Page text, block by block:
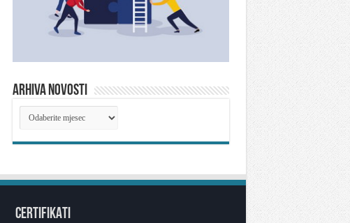
ARHIVA NOVOSTI
ARHIVA
NOVOSTI
CERTIFIKATI